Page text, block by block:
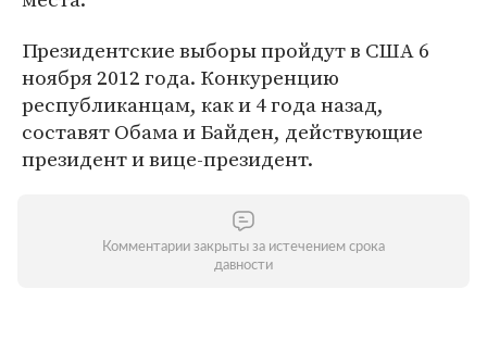
Президентские выборы пройдут в США 6
ноября 2012 года. Конкуренцию
республиканцам, как и 4 года назад,
составят Обама и Байден, действующие
президент и вице-президент.
Комментарии закрыты за истечением срока
давности